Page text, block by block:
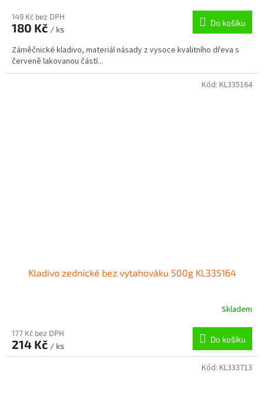
149 Kč bez DPH
180 Kč / ks
Do košíku
Záměčnické kladivo, materiál násady z vysoce kvalitního dřeva s
červeně lakovanou částí...
Kladivo zednické bez vytahováku 500g KL335164
Skladem
177 Kč bez DPH
214 Kč / ks
Do košíku
Kód: KL335164
Kód: KL333713